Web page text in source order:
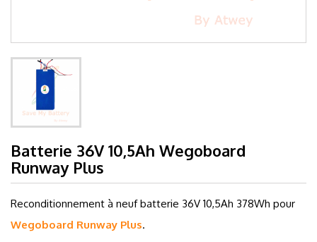
Batterie 36V 10,5Ah Wegoboard
Runway Plus
Reconditionnement à neuf batterie 36V 10,5Ah 378Wh pour
Wegoboard Runway Plus.